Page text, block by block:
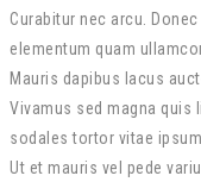
Curabitur nec arcu.
elementum quam
Mauris dapibus lacus
Vivamus sed magna quis
sodales tortor vitae
Ut et mauris vel pede